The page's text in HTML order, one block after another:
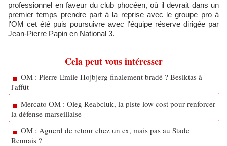
professionnel en faveur du club phocéen, où il devrait dans un
premier temps prendre part à la reprise avec le groupe pro à
l'OM cet été puis poursuivre avec l'équipe réserve dirigée par
Jean-Pierre Papin en National 3.
Cela peut vous intéresser
OM : Pierre-Emile Hojbjerg finalement bradé ? Besiktas à
l'affût
Mercato OM : Oleg Reabciuk, la piste low cost pour renforcer
la défense marseillaise
OM : Aguerd de retour chez un ex, mais pas au Stade
Rennais ?